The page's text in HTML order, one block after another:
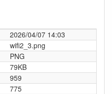
2026/04/07 14:03
wifi2_3.png
PNG
79KB
959
775